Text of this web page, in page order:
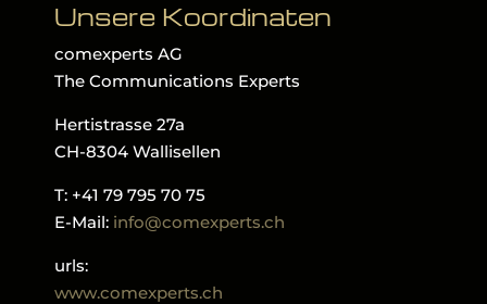
Unsere Koordinaten
comexperts AG
The Communications Experts
Hertistrasse 27a
CH-8304 Wallisellen
T: +41 79 795 70 75
E-Mail: info@comexperts.ch
urls:
www.comexperts.ch